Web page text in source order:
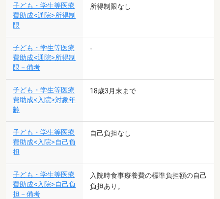
子ども・学生等医療
費助成<通院>所得制
限
所得制限なし
子ども・学生等医療
費助成<通院>所得制
限－備考
-
子ども・学生等医療
費助成<入院>対象年
齢
18歳3月末まで
子ども・学生等医療
費助成<入院>自己負
担
自己負担なし
子ども・学生等医療
費助成<入院>自己負
担－備考
入院時食事療養費の標準負担額の自己
負担あり。